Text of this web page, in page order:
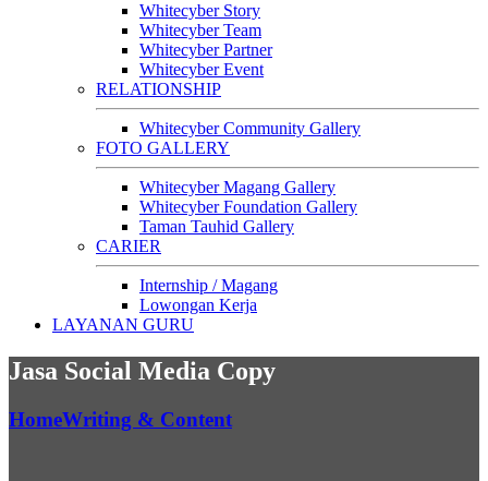
Whitecyber Story
Whitecyber Team
Whitecyber Partner
Whitecyber Event
RELATIONSHIP
Whitecyber Community Gallery
FOTO GALLERY
Whitecyber Magang Gallery
Whitecyber Foundation Gallery
Taman Tauhid Gallery
CARIER
Internship / Magang
Lowongan Kerja
LAYANAN GURU
Jasa Social Media Copy
HomeWriting & Content